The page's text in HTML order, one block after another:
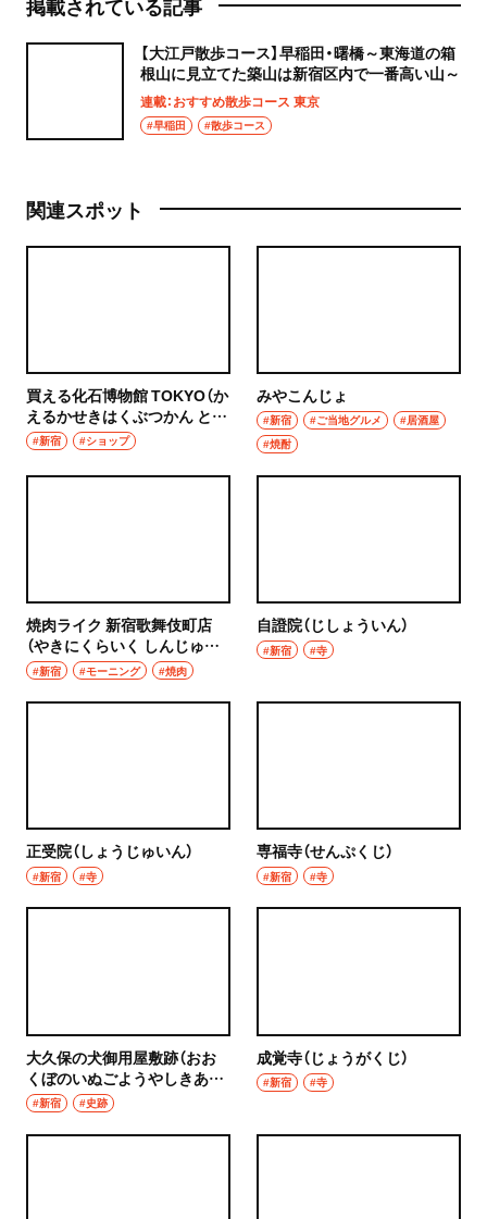
【大江戸散歩コース】早稲田・曙橋～東海道の箱
根山に見立てた築山は新宿区内で一番高い山～
連載：おすすめ散歩コース 東京
#早稲田 #散歩コース
関連スポット
買える化石博物館 TOKYO（か
えるかせきはくぶつかん とう
きょう）
#新宿 #ショップ
みやこんじょ
#新宿 #ご当地グルメ
#居酒屋
#焼酎
焼肉ライク 新宿歌舞伎町店
（やきにくらいく しんじゅく
かぶきちょうてん）
#新宿 #モーニング #焼肉
自證院（じしょういん）
#新宿 #寺
正受院（しょうじゅいん）
#新宿 #寺
専福寺（せんぷくじ）
#新宿 #寺
大久保の犬御用屋敷跡（おお
くぼのいぬごようやしきあ
と）
#新宿 #史跡
成覚寺（じょうがくじ）
#新宿 #寺